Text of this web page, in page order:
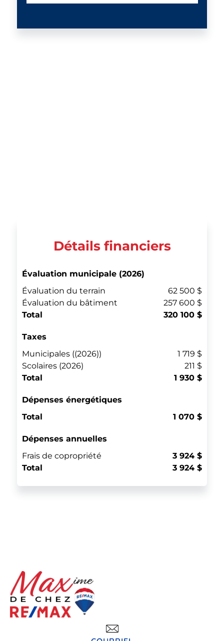
Détails financiers
Évaluation municipale (2026)
Évaluation du terrain
62 500 $
Évaluation du bâtiment
257 600 $
Total
320 100 $
Taxes
Municipales ((2026))
1 719 $
Scolaires (2026)
211 $
Total
1 930 $
Dépenses énergétiques
Total
1 070 $
Dépenses annuelles
Frais de copropriété
3 924 $
Total
3 924 $